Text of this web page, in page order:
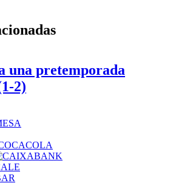
una pretemporada
2)